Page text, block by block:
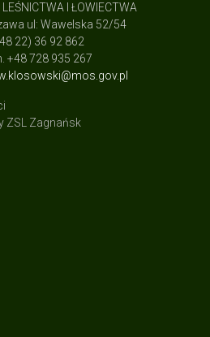
I ŁOWIECTWA
ul: Wawelska 52/54
22) 36 92 862
+48 728 935 267
ZSL Zagnańsk